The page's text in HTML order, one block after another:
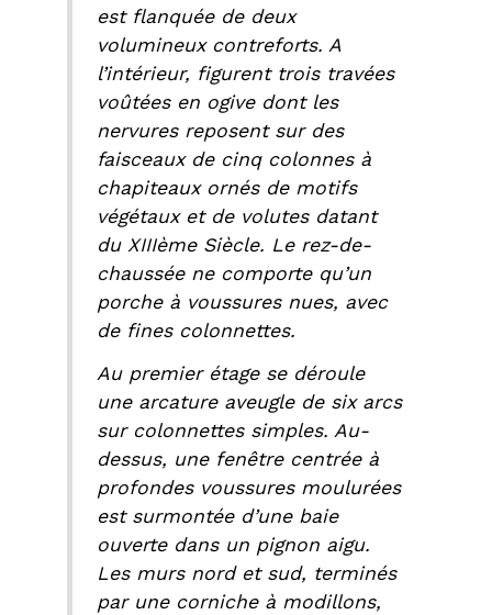
est flanquée de deux
volumineux contreforts. A
l’intérieur, figurent trois travées
voûtées en ogive dont les
nervures reposent sur des
faisceaux de cinq colonnes à
chapiteaux ornés de motifs
végétaux et de volutes datant
du XIIIème Siècle. Le rez-de-
chaussée ne comporte qu’un
porche à voussures nues, avec
de fines colonnettes.
Au premier étage se déroule
une arcature aveugle de six arcs
sur colonnettes simples. Au-
dessus, une fenêtre centrée à
profondes voussures moulurées
est surmontée d’une baie
ouverte dans un pignon aigu.
Les murs nord et sud, terminés
par une corniche à modillons,